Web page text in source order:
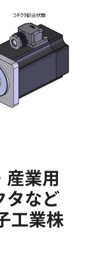
産業用
タなど
工業株